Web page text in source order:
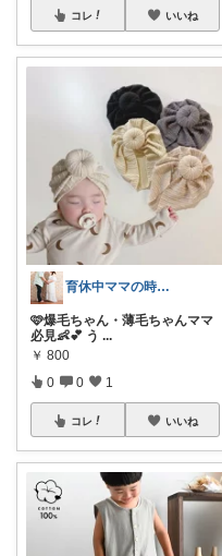
コレ いいね
育休中ママの時短＆ちょい贅沢ROOM
🩷爆毛ちゃん・薄毛ちゃんママ
必見👶💕 う ...
￥ 800
0 0 1
コレ いいね